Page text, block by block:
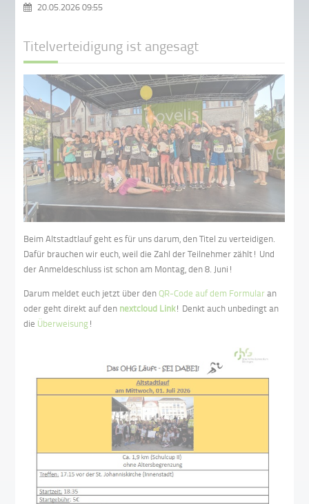
20.05.2026 09:55
Titelverteidigung ist angesagt
Beim Altstadtlauf geht es für uns darum, den Titel zu verteidigen.
Dafür brauchen wir euch, weil die Zahl der Teilnehmer zählt! Und
der Anmeldeschluss ist schon am Montag, den 8. Juni!
Darum meldet euch jetzt über denQR-Code auf dem Formularan
oder geht direkt auf den nextcloud Link! Denkt auch unbedingt an
die Überweisung!